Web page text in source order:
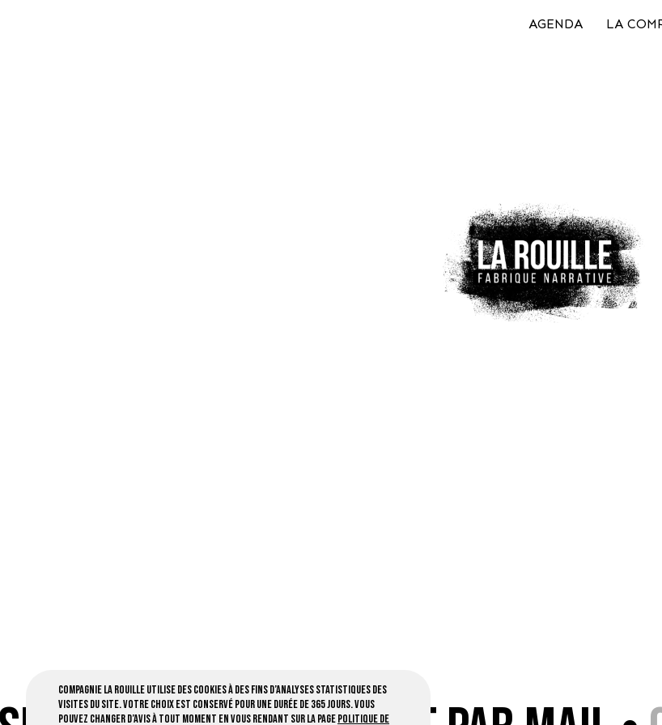
AGENDA LA
Compagnie la Rouille utilise des cookies à des fins d’analyses statistiques des
visites du site. Votre choix est conservé pour une durée de 365 jours. Vous
pouvez changer d’avis à tout moment en vous rendant sur la pagePolitique de